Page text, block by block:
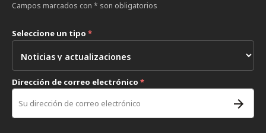
Campos marcados con * son obligatorios
Seleccione un tipo *
Dirección de correo electrónico *